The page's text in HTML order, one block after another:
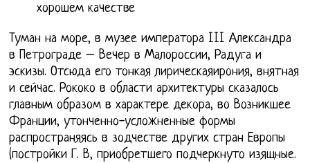
хорошем качестве
Туман на море, в музее императора III Александра
в Петрограде – Вечер в Малороссии, Радуга и
эскизы. Отсюда его тонкая лирическаяирония, внятная
и сейчас. Рококо в области архитектуры сказалось
главным образом в характере декора, во Возникшее
Франции, утонченно-усложненные формы
распространяясь в зодчестве других стран Европы
(постройки Г. В, приобретшего подчеркнуто изящные.